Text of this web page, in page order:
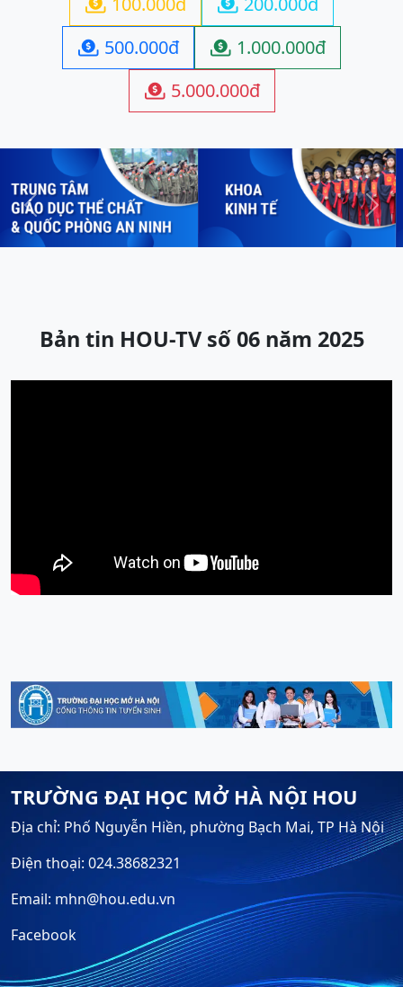
 
 500.000đ  1.000.000đ
 5.000.000đ
Previous Next
Bản tin HOU-TV số 06 năm 2025
TRƯỜNG ĐẠI HỌC MỞ HÀ NỘI HOU
Địa chỉ: Phố Nguyễn Hiền, phường Bạch Mai, TP Hà Nội
Điện thoại: 024.38682321
Email: mhn@hou.edu.vn
Facebook